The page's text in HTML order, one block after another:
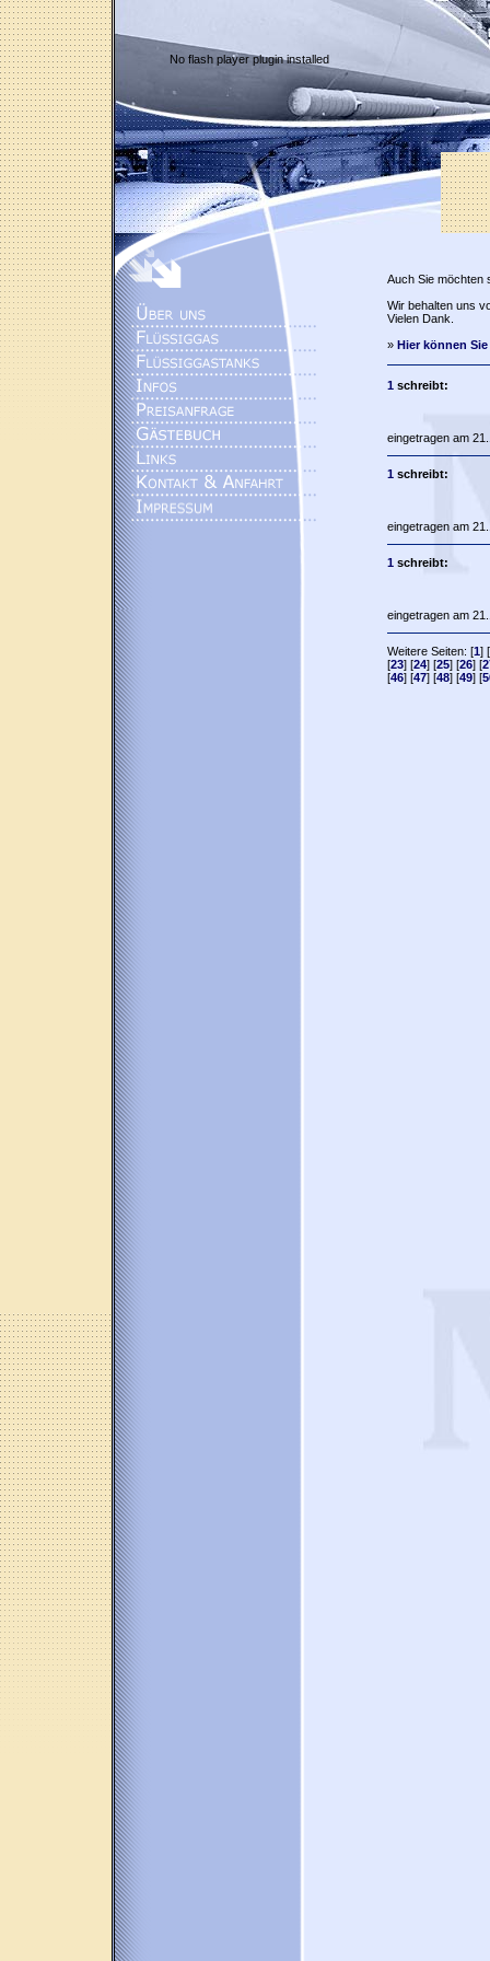
No flash player plugin installed
Auch Sie möchten
Wir behalten uns
Vielen Dank.
» Hier können
1schreibt:
eingetragen am
1schreibt:
eingetragen am
1schreibt:
eingetragen am
Weitere Seiten: [1] [
[23] [24] [25] [26] [
[46] [47] [48] [49] [